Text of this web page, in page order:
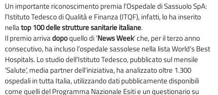
Un importante riconoscimento premia l’Ospedale di Sassuolo SpA:
l’Istituto Tedesco di Qualità e Finanza (ITQF), infatti, lo ha inserito
nellatop 100 delle strutture sanitarie italiane.
Il premio arrivadopoquello di ‘News Week’ che, per il terzo anno
consecutivo, ha incluso l’ospedale sassolese nella lista World’s Best
Hospitals. Lo studio dell’Istituto Tedesco, pubblicato sul mensile
‘Salute’, media partner dell’iniziativa, ha analizzato oltre 1.300
ospedali in tutta Italia, utilizzando dati pubblicamente disponibili
come quelli del Programma Nazionale Esiti e un questionario su